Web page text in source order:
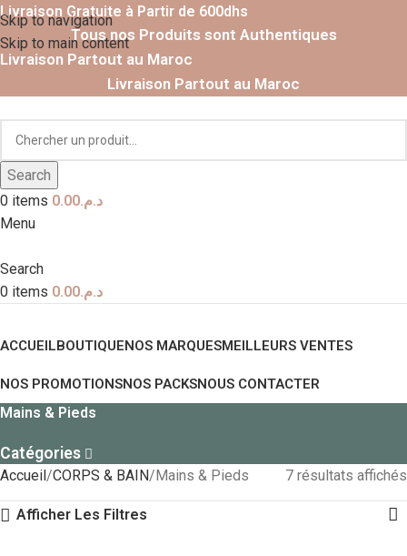
Skip to navigation
Skip to main content
Livraison Gratuite à Partir de 600dhs
Tous nos Produits sont Authentiques
Livraison Partout au Maroc
Livraison Partout au Maroc
Search
0 items د.م.0.00
Menu
Search
0 items د.م.0.00
ACCUEILBOUTIQUENOS MARQUESMEILLEURS VENTES
NOS PROMOTIONSNOS PACKSNOUS CONTACTER
Mains & Pieds
Catégories
Accueil CORPS & BAIN Mains & Pieds 7 résultats affichés
Afficher Les Filtres